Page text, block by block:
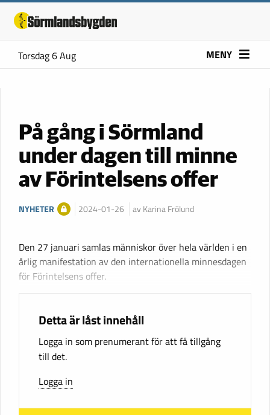
Torsdag 6 Aug MENY
På gång i Sörmland
under dagen till minne
av Förintelsens offer
NYHETER 2024-01-26 av Karina Frölund
Den 27 januari samlas människor över hela världen i en
årlig manifestation av den internationella minnesdagen
för Förintelsens offer.
Detta är låst innehåll
Logga in som prenumerant för att få tillgång
till det.
Logga in